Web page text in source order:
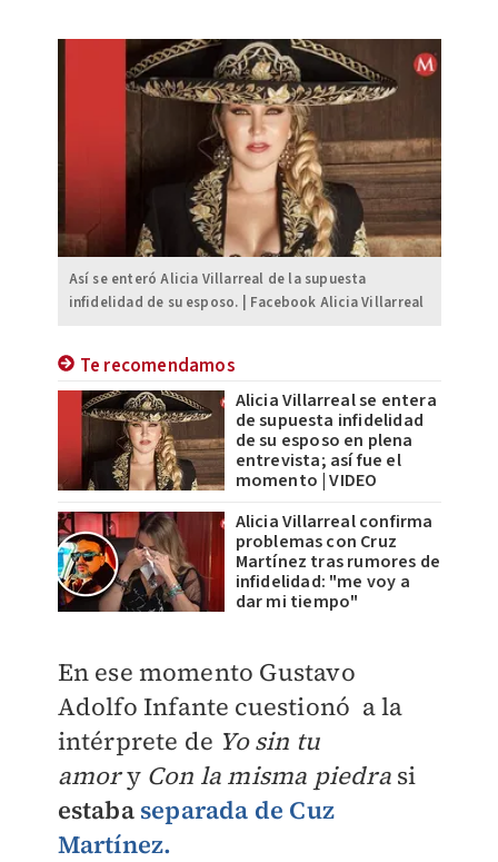
Así se enteró Alicia Villarreal de la supuesta
infidelidad de su esposo. | Facebook Alicia Villarreal
Te recomendamos
Alicia Villarreal se entera
de supuesta infidelidad
de su esposo en plena
entrevista; así fue el
momento | VIDEO
Alicia Villarreal confirma
problemas con Cruz
Martínez tras rumores de
infidelidad: "me voy a
dar mi tiempo"
En ese momento Gustavo
Adolfo Infante cuestionó ala
intérprete de Yo sin tu
amory Con la misma piedrasi
estaba separada de Cuz
Martínez.